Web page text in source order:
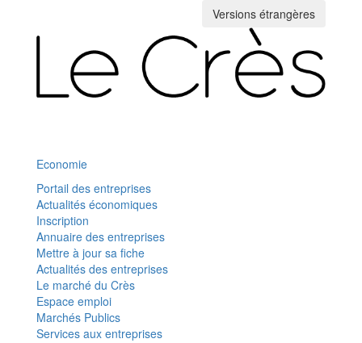
Versions étrangères
Economie
Portail des entreprises
Actualités économiques
Inscription
Annuaire des entreprises
Mettre à jour sa fiche
Actualités des entreprises
Le marché du Crès
Espace emploi
Marchés Publics
Services aux entreprises